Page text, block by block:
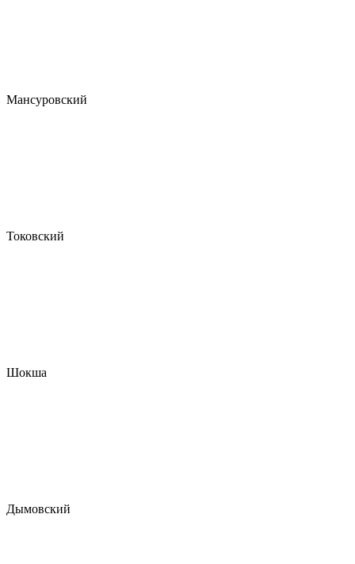
Мансуровский
Токовский
Шокша
Дымовский